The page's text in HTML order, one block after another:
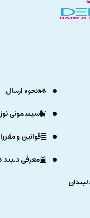
نحوه ارسال
سیسمونی
قوانین و
معرفی